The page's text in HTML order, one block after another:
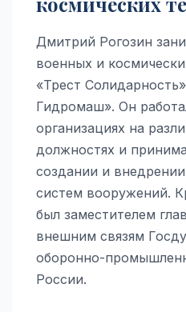
Дмитрий Рогозин
военных и
«Трест
Гидромаш». Он
организациях на
должностях и
создании и
систем вооружений.
был заместителем
внешним связям
оборонно-
России.